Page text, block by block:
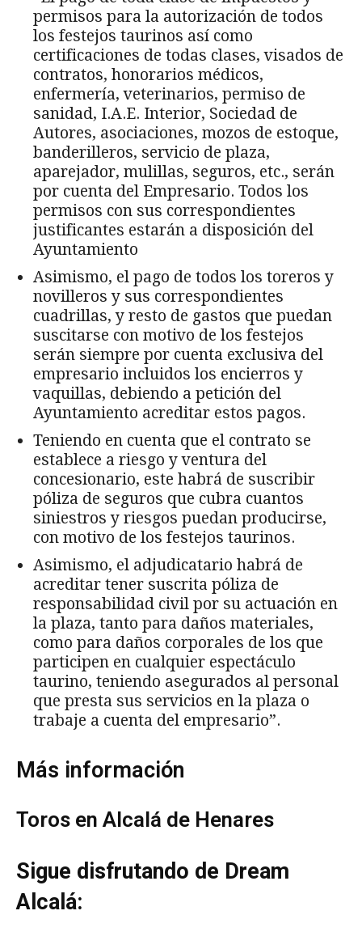
permisos para la autorización de todos
los festejos taurinos así como
certificaciones de todas clases, visados de
contratos, honorarios médicos,
enfermería, veterinarios, permiso de
sanidad, I.A.E. Interior, Sociedad de
Autores, asociaciones, mozos de estoque,
banderilleros, servicio de plaza,
aparejador, mulillas, seguros, etc., serán
por cuenta del Empresario. Todos los
permisos con sus correspondientes
justificantes estarán a disposición del
Ayuntamiento
Asimismo, el pago de todos los toreros y
novilleros y sus correspondientes
cuadrillas, y resto de gastos que puedan
suscitarse con motivo de los festejos
serán siempre por cuenta exclusiva del
empresario incluidos los encierros y
vaquillas, debiendo a petición del
Ayuntamiento acreditar estos pagos.
Teniendo en cuenta que el contrato se
establece a riesgo y ventura del
concesionario, este habrá de suscribir
póliza de seguros que cubra cuantos
siniestros y riesgos puedan producirse,
con motivo de los festejos taurinos.
Asimismo, el adjudicatario habrá de
acreditar tener suscrita póliza de
responsabilidad civil por su actuación en
la plaza, tanto para daños materiales,
como para daños corporales de los que
participen en cualquier espectáculo
taurino, teniendo asegurados al personal
que presta sus servicios en la plaza o
trabaje a cuenta del empresario”.
Más información
Toros en Alcalá de Henares
Sigue disfrutando de Dream
Alcalá: